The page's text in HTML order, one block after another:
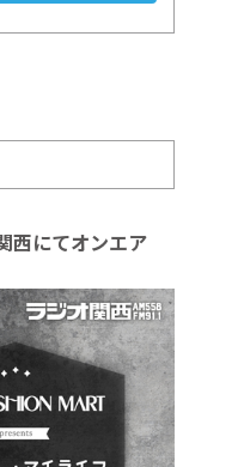
西にてオンエア